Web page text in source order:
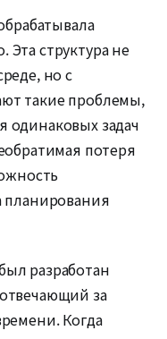
структура не
но с
такие проблемы,
одинаковых задач
потеря
планирования
разработан
за
Когда